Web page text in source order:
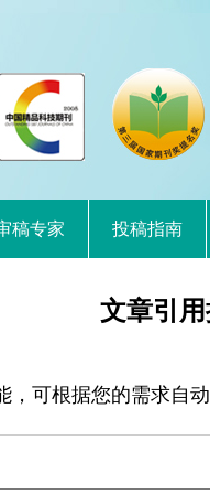
稿专家 投稿指南
文章引
，可根据您的需求自